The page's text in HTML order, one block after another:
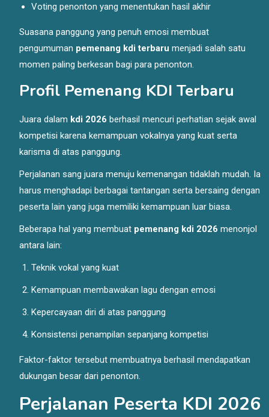
Voting penonton yang menentukan hasil akhir
Suasana panggung yang penuh emosi membuat
pengumuman pemenang kdi terbaru menjadi salah satu
momen paling berkesan bagi para penonton.
Profil Pemenang KDI Terbaru
Juara dalam kdi 2026 berhasil mencuri perhatian sejak awal
kompetisi karena kemampuan vokalnya yang kuat serta
karisma di atas panggung.
Perjalanan sang juara menuju kemenangan tidaklah mudah. Ia
harus menghadapi berbagai tantangan serta bersaing dengan
peserta lain yang juga memiliki kemampuan luar biasa.
Beberapa hal yang membuat pemenang kdi 2026 menonjol
antara lain:
Teknik vokal yang kuat
Kemampuan membawakan lagu dengan emosi
Kepercayaan diri di atas panggung
Konsistensi penampilan sepanjang kompetisi
Faktor-faktor tersebut membuatnya berhasil mendapatkan
dukungan besar dari penonton.
Perjalanan Peserta KDI 2026